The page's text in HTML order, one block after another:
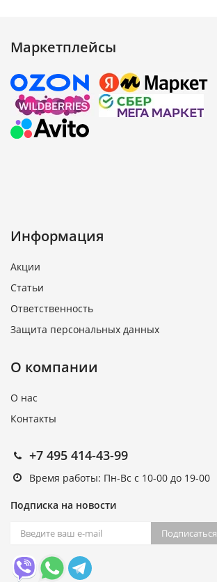
Маркетплейсы
Информация
Акции
Статьи
Ответственность
Защита персональных данных
О компании
О нас
Контакты
+7 495 414-43-99
Время работы: Пн-Вс с 10-00 до 19-00
Подписка на новости
Подписаться